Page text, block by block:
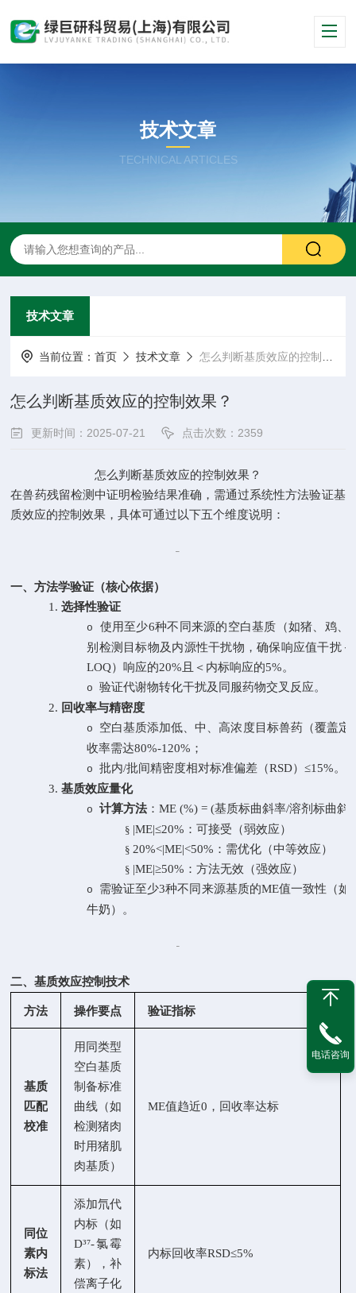
技术文章
TECHNICAL ARTICLES
技术文章
当前位置：首页 技术文章 怎么判断基质效应的控制效果？
怎么判断基质效应的控制效果？
更新时间：2025-07-21 点击次数：2359
怎么判断基质效应的控制效果？
在兽药残留检测中证明检验结果准确，需通过系统性方法验证基
质效应的控制效果，具体可通过以下五个维度说明：
一、方法学验证（核心依据）
1.选择性验证
o 使用至少6种不同来源的空白基质（如猪、鸡、
别检测目标物及内源性干扰物，确保响应值干扰
LOQ）响应的20%且＜内标响应的5%。
o验证代谢物转化干扰及同服药物交叉反应。
2. 回收率与精密度
o 空白基质添加低、中、高浓度目标兽药（覆盖定
收率需达80%-120%；
o批内/批间精密度相对标准偏差（RSD）≤15%。
3.基质效应量化
o计算方法：ME (%) = (基质标曲斜率/溶剂标曲斜
§ |ME|≤20%：可接受（弱效应）
§20%<|ME|<50%：需优化（中等效应）
§ |ME|≥50%：方法无效（强效应）
o 需验证至少3种不同来源基质的ME值一致性（如
牛奶）。
二、基质效应控制技术
方法 操作要点 验证指标
基质
匹配
校准
用同类型
空白基质
制备标准
曲线（如
检测猪肉
时用猪肌
肉基质）
ME值趋近0，回收率达标
同位
素内
标法
添加氘代
内标（如
D³⁷-氯霉
素），补
偿离子化
内标回收率RSD≤5%
电话咨询